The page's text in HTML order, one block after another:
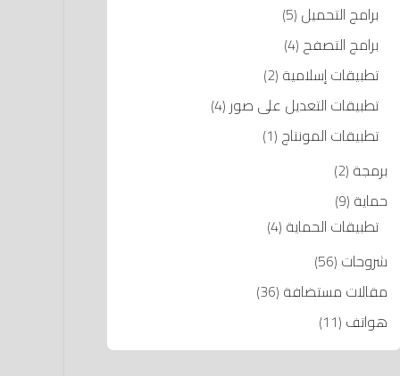
برامج التحميل (5)
برامج التصفح (4)
تطبيقات إسلامية (2)
تطبيقات التعديل على صور (4)
تطبيقات المونتاج (1)
برمجة (2)
حماية (9)
تطبيقات الحماية (4)
شروحات (56)
مقالات مستضافة (36)
هواتف (11)